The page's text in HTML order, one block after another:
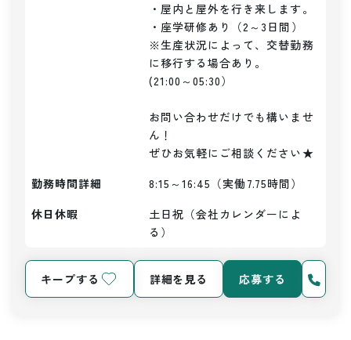
・屋内と屋外を行き来します。
・座学研修あり（2～3日間）
※生産状況によって、交替勤務
に移行する場合あり。
(21:00～05:30）
お問い合わせだけでも構いませ
ん！
ぜひお気軽にご相談ください★
勤務時間詳細
8:15～16:45（実働7.75時間）
休日休暇
土日祝（会社カレンダーによ
る）
キープする 詳細を見る 応募する